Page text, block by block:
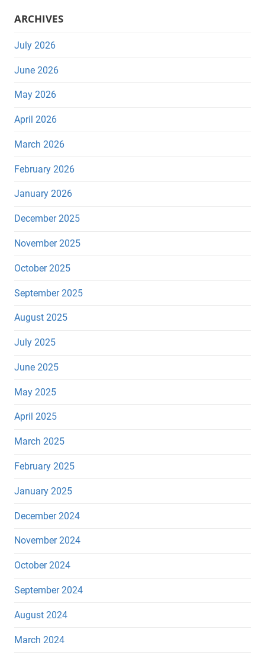
ARCHIVES
July 2026
June 2026
May 2026
April 2026
March 2026
February 2026
January 2026
December 2025
November 2025
October 2025
September 2025
August 2025
July 2025
June 2025
May 2025
April 2025
March 2025
February 2025
January 2025
December 2024
November 2024
October 2024
September 2024
August 2024
March 2024